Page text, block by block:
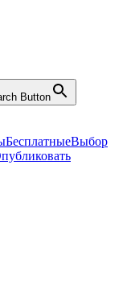
Button
БесплатныеВыбор